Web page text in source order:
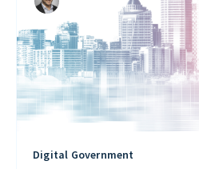
Digital Government